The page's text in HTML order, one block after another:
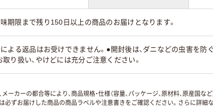
期限まで残り150日以上の商品のお届けとなります。
による返品はお受けできません。●開封後は、ダニなどの虫害を防
り扱い、やけどには充分ご注意ください。
カーの都合等により、商品規格・仕様（容量、パッケージ、原材料、原産国な
ずお届けした商品の商品ラベルや注意書きをご確認ください。さらに詳細